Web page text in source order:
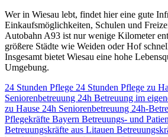
Wer in Wiesau lebt, findet hier eine gute
Einkaufsmöglichkeiten, Schulen und
Autobahn A93 ist nur wenige Kilometer
größere Städte wie Weiden oder Hof
Insgesamt bietet Wiesau eine hohe
Umgebung.
24 Stunden Pflege 24 Stunden Pflege zu
Seniorenbetreuung 24h Betreuung im
zu Hause 24h Seniorenbetreuung 24h-
Pflegekräfte Bayern Betreuungs- und
Betreuungskräfte aus Litauen